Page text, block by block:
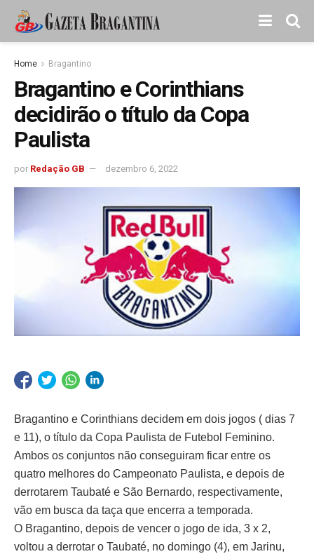
Home Bragantino
Bragantino e Corinthians
decidirão o título da Copa
Paulista
por Redação GB dezembro 6, 2022
Bragantino e Corinthians decidem em dois jogos ( dias 7
e 11), o título da Copa Paulista de Futebol Feminino.
Ambos os conjuntos não conseguiram ficar entre os
quatro melhores do Campeonato Paulista, e depois de
derrotarem Taubaté e São Bernardo, respectivamente,
vão em busca da taça que encerra a temporada.
O Bragantino, depois de vencer o jogo de ida, 3 x 2,
voltou a derrotar o Taubaté, no domingo (4), em Jarinu,